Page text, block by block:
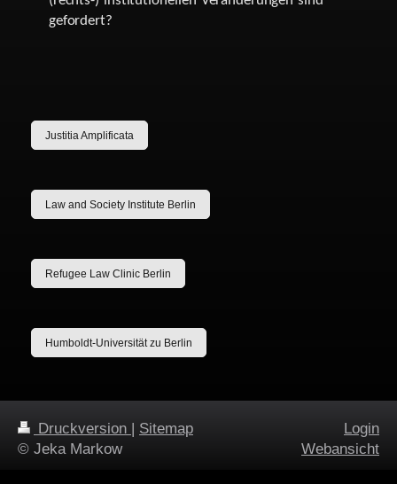
gefordert?
Justitia Amplificata
Law and Society Institute Berlin
Refugee Law Clinic Berlin
Humboldt-Universität zu Berlin
Druckversion | Sitemap
© Jeka Markow
Login
Webansicht